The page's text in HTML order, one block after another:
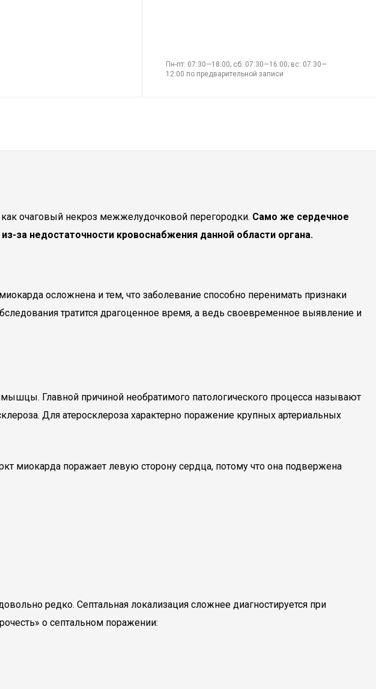
Пн-пт: 07:30—18:00; сб: 07:30—16:00; вс: 07:30—
12:00 по предварительной записи
очаговый некроз межжелудочковой перегородки. Само же сердечное
за недостаточности кровоснабжения данной области органа.
осложнена и тем, что заболевание способно перенимать признаки
тратится драгоценное время, а ведь своевременное выявление и
Главной причиной необратимого патологического процесса называют
Для атеросклероза характерно поражение крупных артериальных
миокарда поражает левую сторону сердца, потому что она подвержена
редко. Септальная локализация сложнее диагностируется при
о септальном поражении: